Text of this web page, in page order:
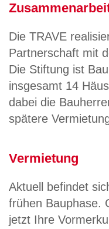
Die TRAVE
Partnerschaft mit
Die Stiftung ist
insgesamt 14
dabei die
spätere
Vermietung
Aktuell befindet
frühen Bauphase.
jetzt Ihre